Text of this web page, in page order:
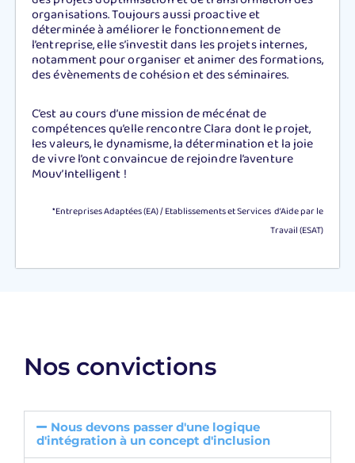
organisations. Toujours aussi proactive et
déterminée à améliorer le fonctionnement de
l’entreprise, elle s’investit dans les projets internes,
notamment pour organiser et animer des formations,
des évènements de cohésion et des séminaires.
C’est au cours d’une mission de mécénat de
compétences qu’elle rencontre Clara dont le projet,
les valeurs, le dynamisme, la détermination et la joie
de vivre l’ont convaincue de rejoindre l’aventure
Mouv’Intelligent !
*Entreprises Adaptées (EA) / Etablissements et Services d’Aide par le
Travail (ESAT)
Nos convictions
Nous devons passer d'une logique
d'intégration à un concept d'inclusion​